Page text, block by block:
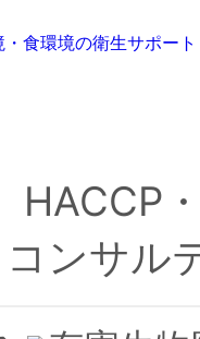
HACCP
コンサル